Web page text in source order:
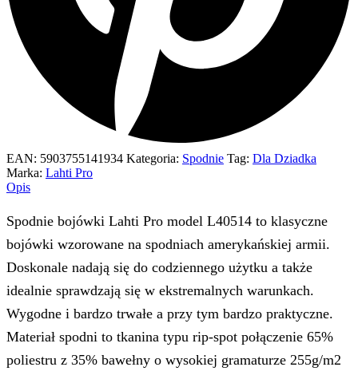
EAN: 5903755141934 Kategoria: Spodnie Tag: Dla Dziadka
Marka: Lahti Pro
Opis
Spodnie bojówki Lahti Pro model L40514 to klasyczne
bojówki wzorowane na spodniach amerykańskiej armii.
Doskonale nadają się do codziennego użytku a także
idealnie sprawdzają się w ekstremalnych warunkach.
Wygodne i bardzo trwałe a przy tym bardzo praktyczne.
Materiał spodni to tkanina typu rip-spot połączenie 65%
poliestru z 35% bawełny o wysokiej gramaturze 255g/m2